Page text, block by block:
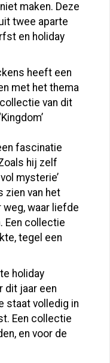
maken. Deze
twee aparte
en holiday
heeft een
met het thema
van dit
fascinatie
hij zelf
mysterie’
zien van het
weg, waar liefde
Een collectie
tegel een
holiday
dit jaar een
staat volledig in
Een collectie
en voor de